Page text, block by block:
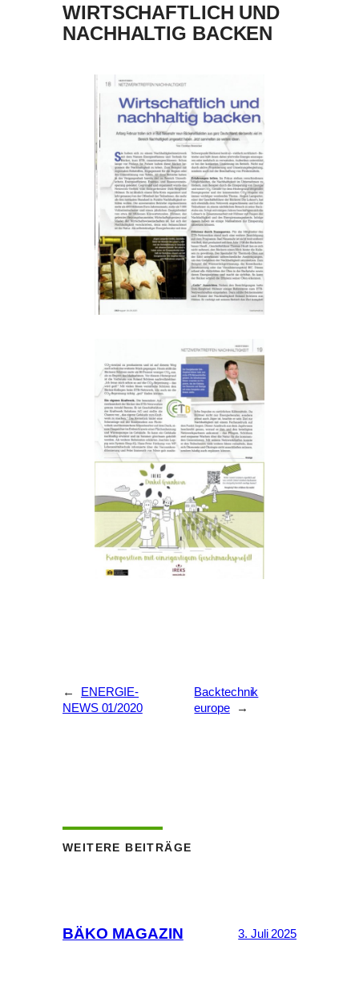
WIRTSCHAFTLICH UND
NACHHALTIG BACKEN
←
ENERGIE-
NEWS 01/2020
Backtechnik
europe
→
WEITERE BEITRÄGE
BÄKO MAGAZIN 3. Juli 2025